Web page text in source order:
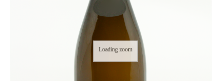
Loading zoom